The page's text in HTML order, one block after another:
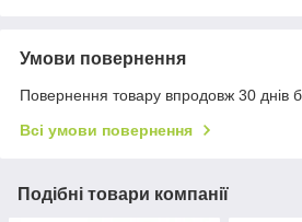
Умови повернення
Повернення товару впродовж 30 днів
Всі умови повернення
Подібні товари компанії